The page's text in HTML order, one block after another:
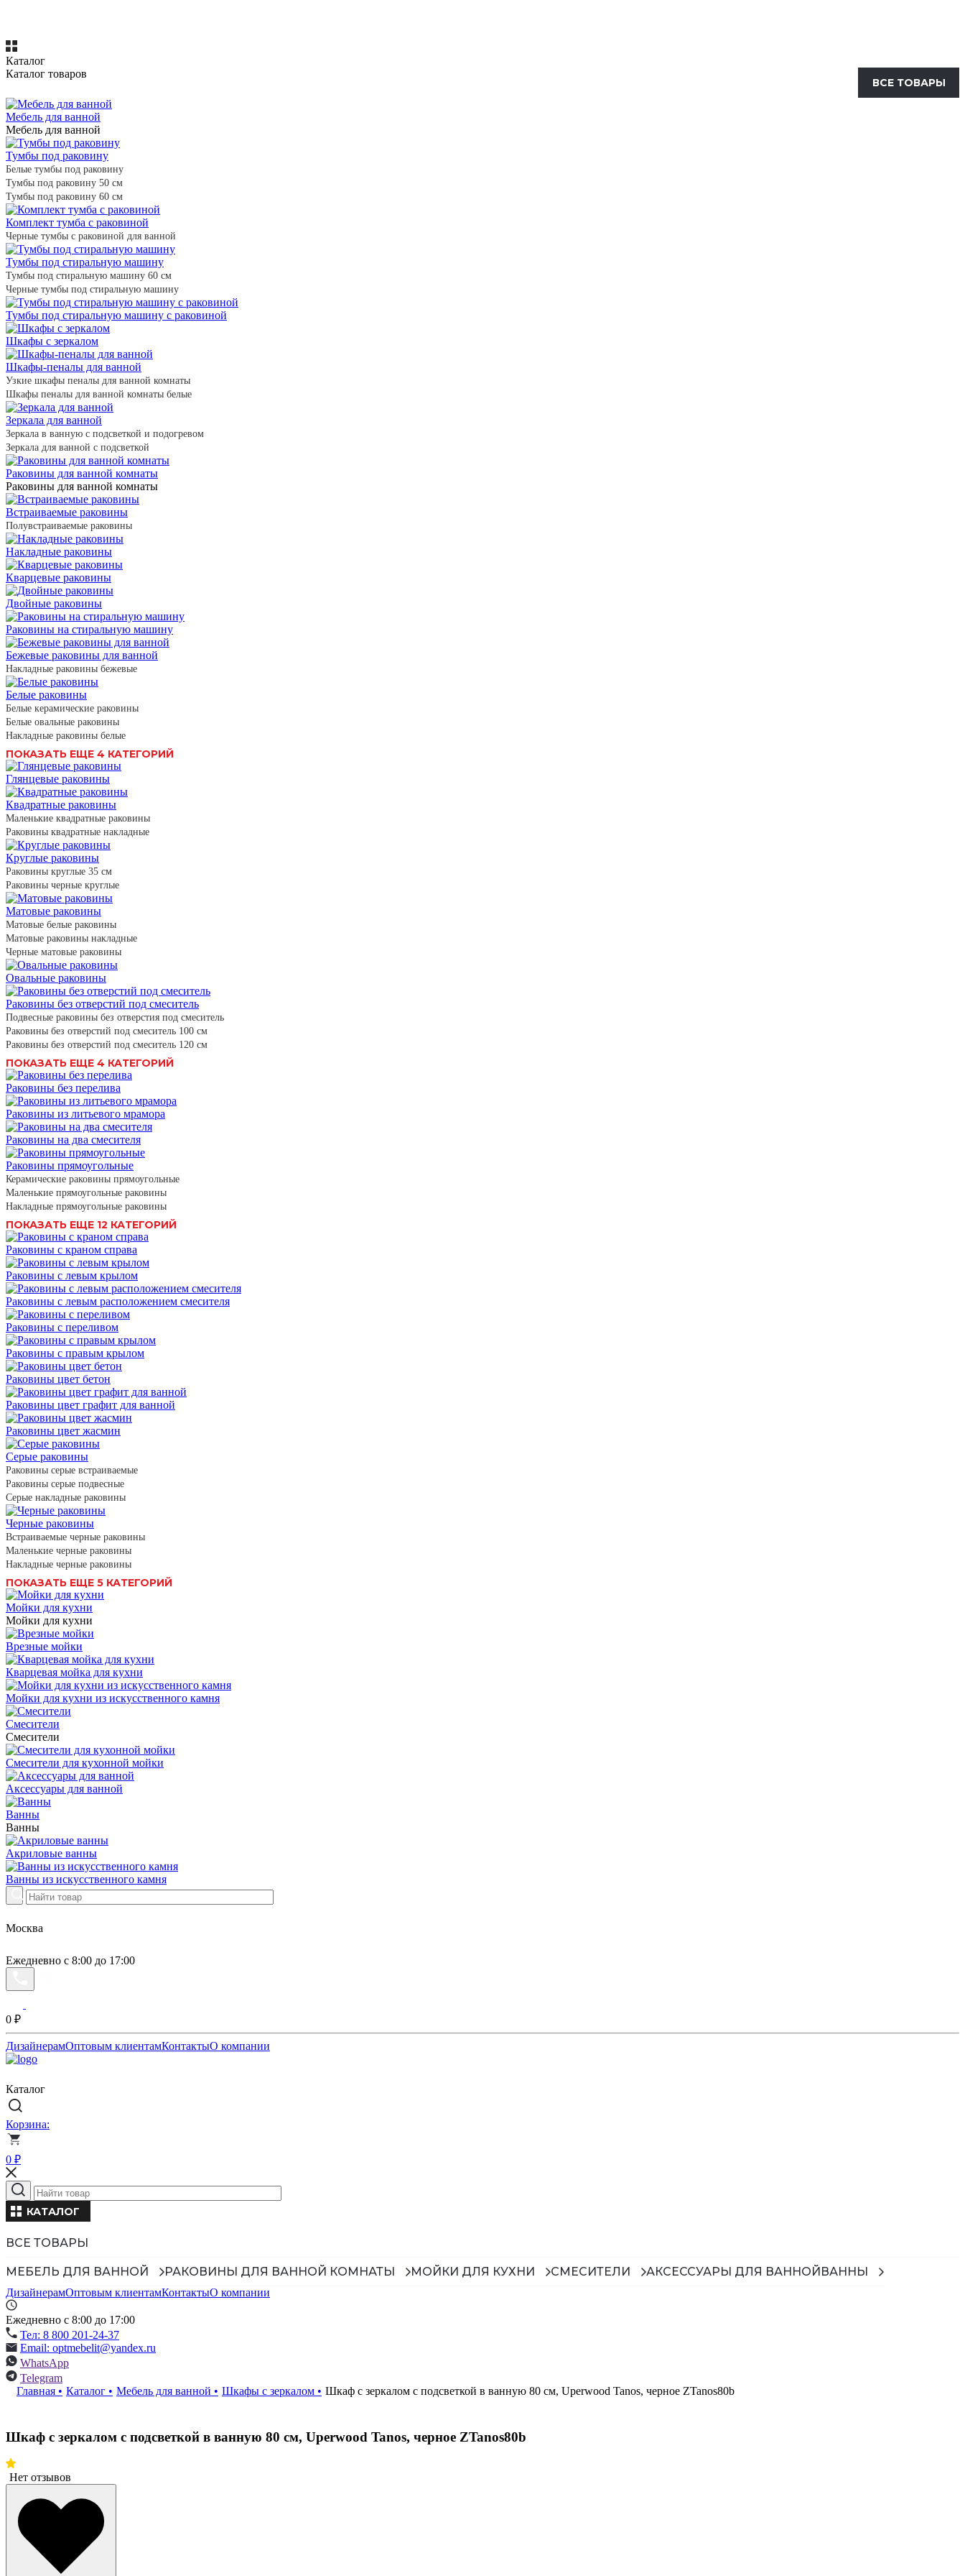
Каталог
Каталог товаров
ВСЕ ТОВАРЫ
Мебель для ванной
Мебель для ванной
Тумбы под раковину
Белые тумбы под раковину
Тумбы под раковину 50 см
Тумбы под раковину 60 см
Комплект тумба с раковиной
Черные тумбы с раковиной для ванной
Тумбы под стиральную машину
Тумбы под стиральную машину 60 см
Черные тумбы под стиральную машину
Тумбы под стиральную машину с раковиной
Шкафы с зеркалом
Шкафы-пеналы для ванной
Узкие шкафы пеналы для ванной комнаты
Шкафы пеналы для ванной комнаты белые
Зеркала для ванной
Зеркала в ванную с подсветкой и подогревом
Зеркала для ванной с подсветкой
Раковины для ванной комнаты
Раковины для ванной комнаты
Встраиваемые раковины
Полувстраиваемые раковины
Накладные раковины
Кварцевые раковины
Двойные раковины
Раковины на стиральную машину
Бежевые раковины для ванной
Накладные раковины бежевые
Белые раковины
Белые керамические раковины
Белые овальные раковины
Накладные раковины белые
ПОКАЗАТЬ ЕЩЕ 4 КАТЕГОРИЙ
Глянцевые раковины
Квадратные раковины
Маленькие квадратные раковины
Раковины квадратные накладные
Круглые раковины
Раковины круглые 35 см
Раковины черные круглые
Матовые раковины
Матовые белые раковины
Матовые раковины накладные
Черные матовые раковины
Овальные раковины
Раковины без отверстий под смеситель
Подвесные раковины без отверстия под смеситель
Раковины без отверстий под смеситель 100 см
Раковины без отверстий под смеситель 120 см
ПОКАЗАТЬ ЕЩЕ 4 КАТЕГОРИЙ
Раковины без перелива
Раковины из литьевого мрамора
Раковины на два смесителя
Раковины прямоугольные
Керамические раковины прямоугольные
Маленькие прямоугольные раковины
Накладные прямоугольные раковины
ПОКАЗАТЬ ЕЩЕ 12 КАТЕГОРИЙ
Раковины с краном справа
Раковины с левым крылом
Раковины с левым расположением смесителя
Раковины с переливом
Раковины с правым крылом
Раковины цвет бетон
Раковины цвет графит для ванной
Раковины цвет жасмин
Серые раковины
Раковины серые встраиваемые
Раковины серые подвесные
Серые накладные раковины
Черные раковины
Встраиваемые черные раковины
Маленькие черные раковины
Накладные черные раковины
ПОКАЗАТЬ ЕЩЕ 5 КАТЕГОРИЙ
Мойки для кухни
Мойки для кухни
Врезные мойки
Кварцевая мойка для кухни
Мойки для кухни из искусственного камня
Смесители
Смесители
Смесители для кухонной мойки
Аксессуары для ванной
Ванны
Ванны
Акриловые ванны
Ванны из искусственного камня
Москва
Ежедневно с 8:00 до 17:00
0 ₽
ДизайнерамОптовым клиентамКонтактыО компании
Каталог
Корзина:
0 ₽
КАТАЛОГ
ВСЕ ТОВАРЫ
МЕБЕЛЬ ДЛЯ ВАННОЙ РАКОВИНЫ ДЛЯ ВАННОЙ КОМНАТЫ МОЙКИ ДЛЯ КУХНИ СМЕСИТЕЛИ АКСЕССУАРЫ ДЛЯ ВАННОЙВАННЫ
ДизайнерамОптовым клиентамКонтактыО компании
Ежедневно с 8:00 до 17:00
Тел: 8 800 201-24-37
Email: optmebelit@yandex.ru
WhatsApp
Telegram
Главная • Каталог • Мебель для ванной • Шкафы с зеркалом • Шкаф с зеркалом с подсветкой в ванную 80 см, Uperwood Tanos, черное ZTanos80b
Шкаф с зеркалом с подсветкой в ванную 80 см, Uperwood Tanos, черное ZTanos80b
Нет отзывов